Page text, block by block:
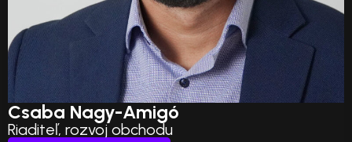
Csaba Nagy-Amigó
Riaditeľ, rozvoj obchodu